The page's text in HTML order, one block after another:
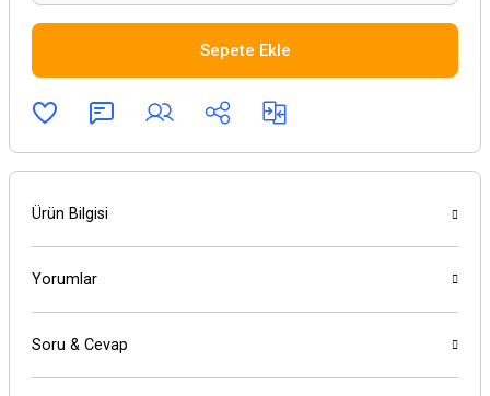
Sepete Ekle
Ürün Bilgisi
Yorumlar
Soru & Cevap